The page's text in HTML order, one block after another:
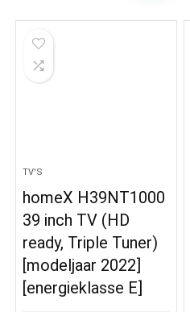
TV'S
homeX H39NT1000
39 inch TV (HD
ready, Triple Tuner)
[modeljaar 2022]
[energieklasse E]